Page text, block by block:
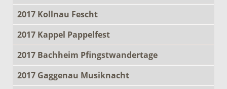
2017 Kollnau Fescht
2017 Kappel Pappelfest
2017 Bachheim Pfingstwandertage
2017 Gaggenau Musiknacht